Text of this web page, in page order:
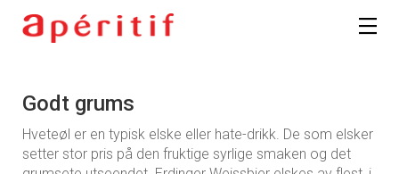
Godt grums
Hveteøl er en typisk elske eller hate-drikk. De som elsker
setter stor pris på den fruktige syrlige smaken og det